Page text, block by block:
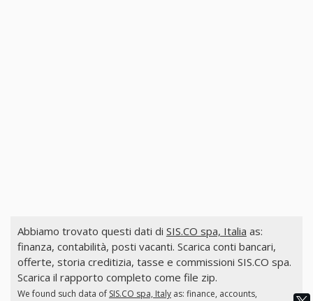
Abbiamo trovato questi dati di SIS.CO spa, Italia as:
finanza, contabilità, posti vacanti. Scarica conti bancari,
offerte, storia creditizia, tasse e commissioni SIS.CO spa.
Scarica il rapporto completo come file zip.
We found such data of SIS.CO spa, Italyas: finance, accounts,